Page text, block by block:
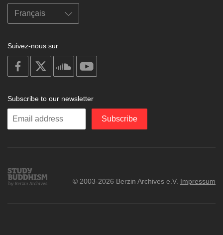
Suivez-nous sur
on
facebook
soundcloud
Subscribe to our newsletter
Enter
Subscribe
Study
Buddhism
© 2003-2026 Berzin Archives e.V. Impressum